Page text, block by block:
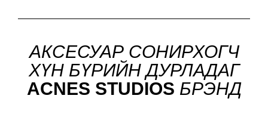
АКСЕСУАР СОНИРХОГЧ
ХҮН БҮРИЙН ДУРЛАДАГ
ACNES STUDIOS БРЭНД